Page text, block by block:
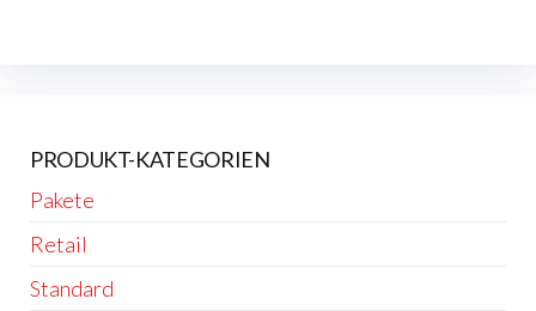
PRODUKT-KATEGORIEN
Pakete
Retail
Standard